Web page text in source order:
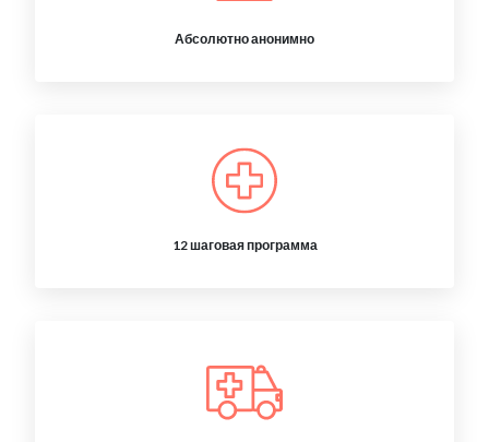
Абсолютно анонимно
12 шаговая программа